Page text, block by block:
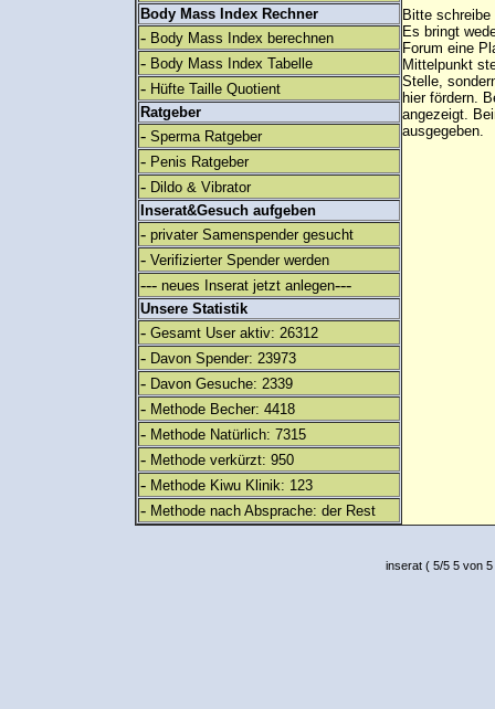
Body Mass Index Rechner
- Body Mass Index berechnen
- Body Mass Index Tabelle
- Hüfte Taille Quotient
Ratgeber
- Sperma Ratgeber
- Penis Ratgeber
- Dildo & Vibrator
Inserat&Gesuch aufgeben
- privater Samenspender gesucht
- Verifizierter Spender werden
--- neues Inserat jetzt anlegen---
Unsere Statistik
- Gesamt User aktiv: 26312
- Davon Spender: 23973
- Davon Gesuche: 2339
- Methode Becher: 4418
- Methode Natürlich: 7315
- Methode verkürzt: 950
- Methode Kiwu Klinik: 123
- Methode nach Absprache: der Rest
Bitte
Es bringt
Forum eine
Mittelpunkt
Stelle,
hier fördern.
angezeigt.
ausgegeben.
inserat( 5/5 5 von 5